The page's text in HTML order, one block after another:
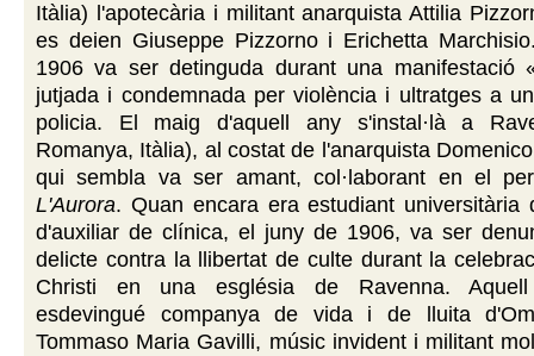
Itàlia) l'apotecària i militant anarquista Attilia
es deien Giuseppe Pizzorno i Erichetta
1906 va ser detinguda durant una manifestació
jutjada i condemnada per violència i ultratges a
policia. El maig d'aquell any s'instal·là a
Romanya, Itàlia), al costat de l'anarquista
qui sembla va ser amant, col·laborant en el
L'Aurora. Quan encara era estudiant universitària
d'auxiliar de clínica, el juny de 1906, va ser
delicte contra la llibertat de culte durant la
Christi en una església de Ravenna.
esdevingué companya de vida i de lluita
Tommaso Maria Gavilli, músic invident i militant